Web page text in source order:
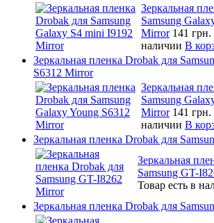
Зеркальная
Samsung
Mirror 141 грн.
наличии В
Зеркальная пленка Drobak для
S6312 Mirror
Зеркальная
Samsung
Mirror 141 грн.
наличии В
Зеркальная пленка Drobak для
Зеркальная
Samsung GT-
Товар есть в
Зеркальная пленка Drobak для